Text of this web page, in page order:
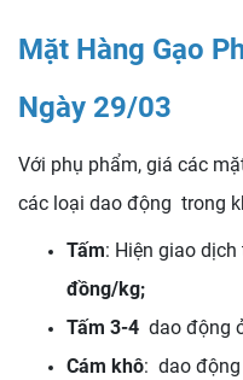
Mặt Hàng Gạo
Ngày 29/03
Với phụ phẩm, giá các
các loại dao động trong
Tấm: Hiện giao
đồng/kg;
Tấm 3-4 dao động
Cám khô: dao